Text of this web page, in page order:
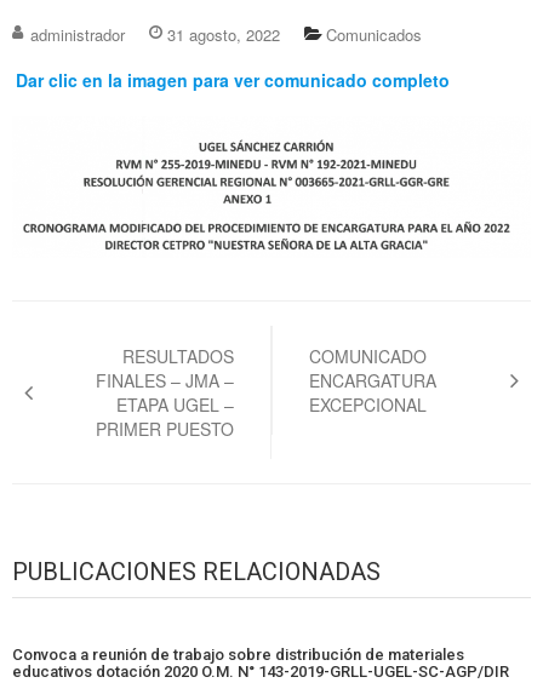
administrador 31 agosto, 2022 Comunicados
Dar clic en la imagen para ver comunicado completo
entradas
RESULTADOS
FINALES – JMA –
ETAPA UGEL –
PRIMER PUESTO
COMUNICADO
ENCARGATURA
EXCEPCIONAL
PUBLICACIONES RELACIONADAS
Convoca a reunión de trabajo sobre distribución de materiales
educativos dotación 2020 O.M. N° 143-2019-GRLL-UGEL-SC-AGP/DIR